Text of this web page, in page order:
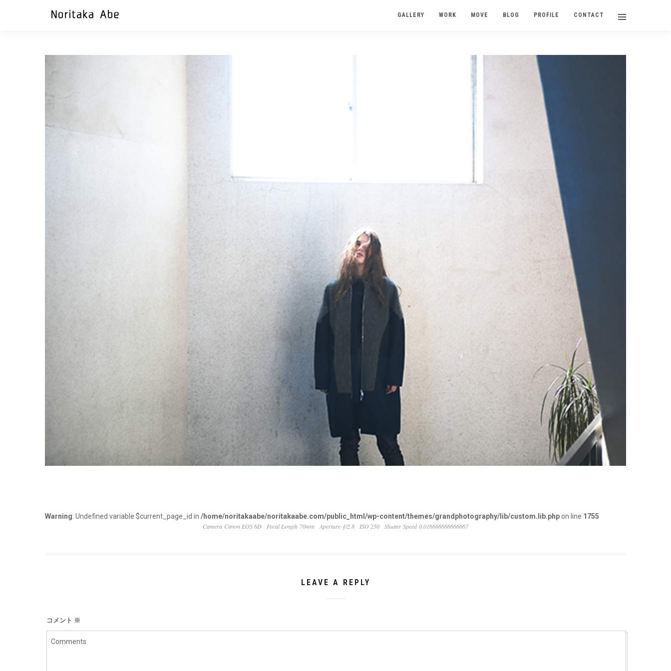
GALLERY WORK MOVE BLOG PROFILE CONTACT
Warning: Undefined variable $current_page_id in /home/noritakaabe/noritakaabe.com/public_html/wp-content/themes/grandphotography/lib/custom.lib.phpon line 1755
Camera Canon EOS 6D
Focal Length 70mm Aperture ƒ/2.8 ISO 250 Shutter Speed 0.016666666666667
LEAVE A REPLY
コメント ※